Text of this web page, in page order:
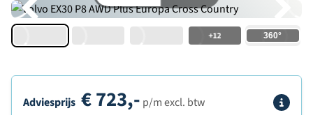
+12
Adviesprijs €723,- p/m excl. btw